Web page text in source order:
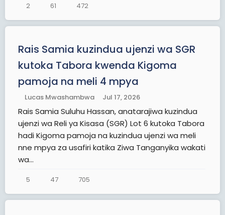
2 61 472
Rais Samia kuzindua ujenzi wa SGR
kutoka Tabora kwenda Kigoma
pamoja na meli 4 mpya
Lucas Mwashambwa Jul 17, 2026
Rais Samia Suluhu Hassan, anatarajiwa kuzindua
ujenzi wa Reli ya Kisasa (SGR) Lot 6 kutoka Tabora
hadi Kigoma pamoja na kuzindua ujenzi wa meli
nne mpya za usafiri katika Ziwa Tanganyika wakati
wa...
5 47 705